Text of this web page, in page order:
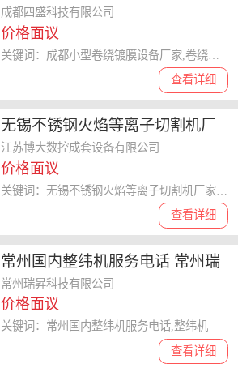
守真 成都四盛供应
成都四盛科技有限公司
价格面议
查看详细
无锡不锈钢火焰等离子切割机厂
家精选 江苏博大数控成套设备供
应
江苏博大数控成套设备有限公司
价格面议
查看详细
常州国内整纬机服务电话 常州瑞
昇供应
常州瑞昇科技有限公司
价格面议
查看详细
关键词：常州国内整纬机服务电话,整纬机